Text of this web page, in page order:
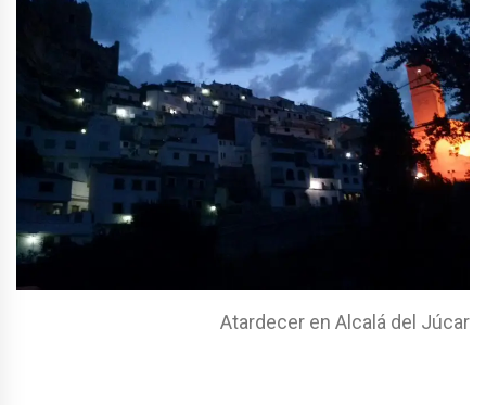
Atardecer en Alcalá del Júcar